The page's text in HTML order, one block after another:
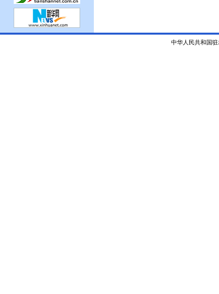
中华人民共和国